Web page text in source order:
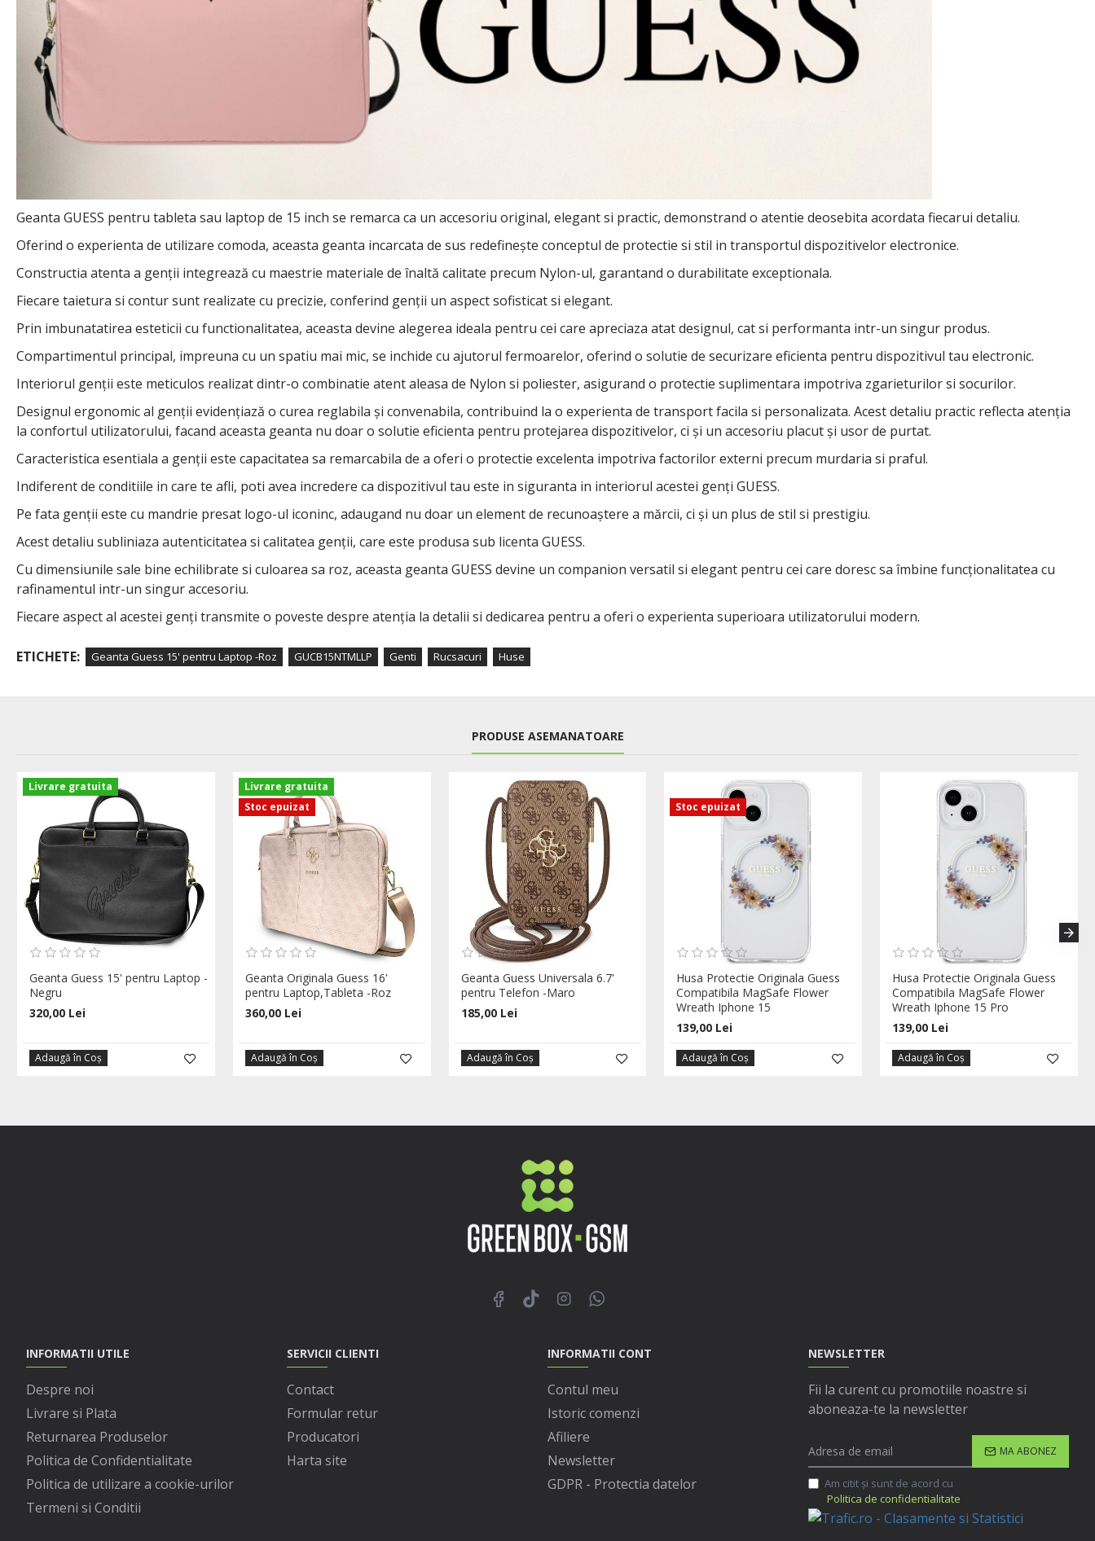
Geanta GUESS pentru tableta sau laptop de 15 inch se remarca ca un accesoriu original, elegant si practic, demonstrand o atentie deosebita acordata fiecarui detaliu.
Oferind o experienta de utilizare comoda, aceasta geanta incarcata de sus redefinește conceptul de protectie si stil in transportul dispozitivelor electronice.
Constructia atenta a genții integrează cu maestrie materiale de înaltă calitate precum Nylon-ul, garantand o durabilitate exceptionala.
Fiecare taietura si contur sunt realizate cu precizie, conferind genții un aspect sofisticat si elegant.
Prin imbunatatirea esteticii cu functionalitatea, aceasta devine alegerea ideala pentru cei care apreciaza atat designul, cat si performanta intr-un singur produs.
Compartimentul principal, impreuna cu un spatiu mai mic, se inchide cu ajutorul fermoarelor, oferind o solutie de securizare eficienta pentru dispozitivul tau electronic.
Interiorul genții este meticulos realizat dintr-o combinatie atent aleasa de Nylon si poliester, asigurand o protectie suplimentara impotriva zgarieturilor si socurilor.
Designul ergonomic al genții evidențiază o curea reglabila și convenabila, contribuind la o experienta de transport facila si personalizata. Acest detaliu practic reflecta atenția
la confortul utilizatorului, facand aceasta geanta nu doar o solutie eficienta pentru protejarea dispozitivelor, ci și un accesoriu placut și usor de purtat.
Caracteristica esentiala a genții este capacitatea sa remarcabila de a oferi o protectie excelenta impotriva factorilor externi precum murdaria si praful.
Indiferent de conditiile in care te afli, poti avea incredere ca dispozitivul tau este in siguranta in interiorul acestei genți GUESS.
Pe fata genții este cu mandrie presat logo-ul iconinc, adaugand nu doar un element de recunoaștere a mărcii, ci și un plus de stil si prestigiu.
Acest detaliu subliniaza autenticitatea si calitatea genții, care este produsa sub licenta GUESS.
Cu dimensiunile sale bine echilibrate si culoarea sa roz, aceasta geanta GUESS devine un companion versatil si elegant pentru cei care doresc sa îmbine funcționalitatea cu
rafinamentul intr-un singur accesoriu.
Fiecare aspect al acestei genți transmite o poveste despre atenția la detalii si dedicarea pentru a oferi o experienta superioara utilizatorului modern.
ETICHETE: Geanta Guess 15' pentru Laptop -Roz GUCB15NTMLLP Genti Rucsacuri Huse
PRODUSE ASEMANATOARE
Livrare gratuita
Geanta Guess 15' pentru Laptop -
Negru
320,00 Lei
Adaugă în Coş
Livrare gratuita
Stoc epuizat
Geanta Originala Guess 16'
pentru Laptop,Tableta -Roz
360,00 Lei
Adaugă în Coş
Geanta Guess Universala 6.7'
pentru Telefon -Maro
185,00 Lei
Adaugă în Coş
Stoc epuizat
Husa Protectie Originala Guess
Compatibila MagSafe Flower
Wreath Iphone 15
139,00 Lei
Adaugă în Coş
Husa Protectie Originala Guess
Compatibila MagSafe Flower
Wreath Iphone 15 Pro
139,00 Lei
Adaugă în Coş
INFORMATII UTILE
Despre noi
Livrare si Plata
Returnarea Produselor
Politica de Confidentialitate
Politica de utilizare a cookie-urilor
Termeni si Conditii
SERVICII CLIENTI
Contact
Formular retur
Producatori
Harta site
INFORMATII CONT
Contul meu
Istoric comenzi
Afiliere
Newsletter
GDPR - Protectia datelor
NEWSLETTER
Fii la curent cu promotiile noastre si
aboneaza-te la newsletter
MA ABONEZ
Am citit şi sunt de acord cu
Politica de confidentialitate